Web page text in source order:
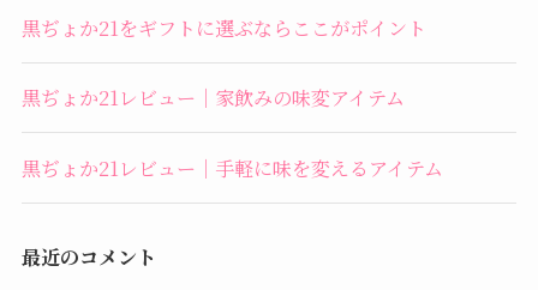
黒ぢょか21をギフトに選ぶならここがポイント
黒ぢょか21レビュー｜家飲みの味変アイテム
黒ぢょか21レビュー｜手軽に味を変えるアイテム
最近のコメント